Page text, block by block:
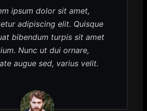
ipsum dolor sit amet,
adipiscing elit. Quisque
bibendum turpis sit amet
Nunc ut dui ornare,
augue sed, varius velit.